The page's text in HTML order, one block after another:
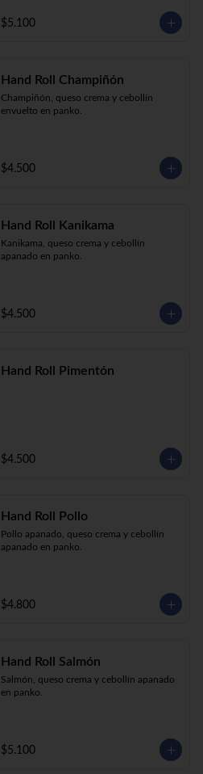
$5.100
Hand Roll Champiñón
Champiñón, queso crema y cebollín
envuelto en panko.
$4.500
Hand Roll Kanikama
Kanikama, queso crema y cebollín
apanado en panko.
$4.500
Hand Roll Pimentón
$4.500
Hand Roll Pollo
Pollo apanado, queso crema y cebollín
apanado en panko.
$4.800
Hand Roll Salmón
Salmón, queso crema y cebollín apanado
en panko.
$5.100